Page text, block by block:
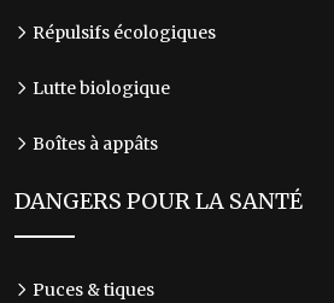
Répulsifs écologiques
Lutte biologique
Boîtes à appâts
DANGERS POUR LA SANTÉ
Puces & tiques